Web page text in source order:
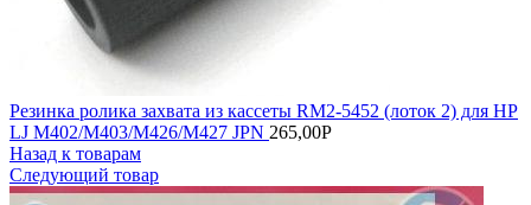
Резинка ролика захвата из кассеты RM2-5452 (лоток 2) для HP
LJ M402/M403/M426/M427 JPN 265,00Р
Назад к товарам
Следующий товар